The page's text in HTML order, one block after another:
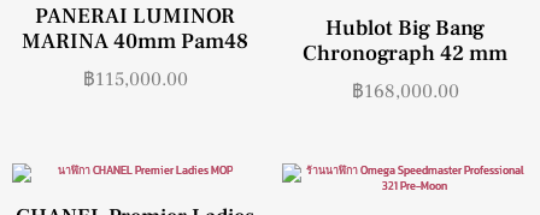
PANERAI LUMINOR
MARINA 40mm Pam48
฿115,000.00
Hublot Big Bang
Chronograph 42 mm
฿168,000.00